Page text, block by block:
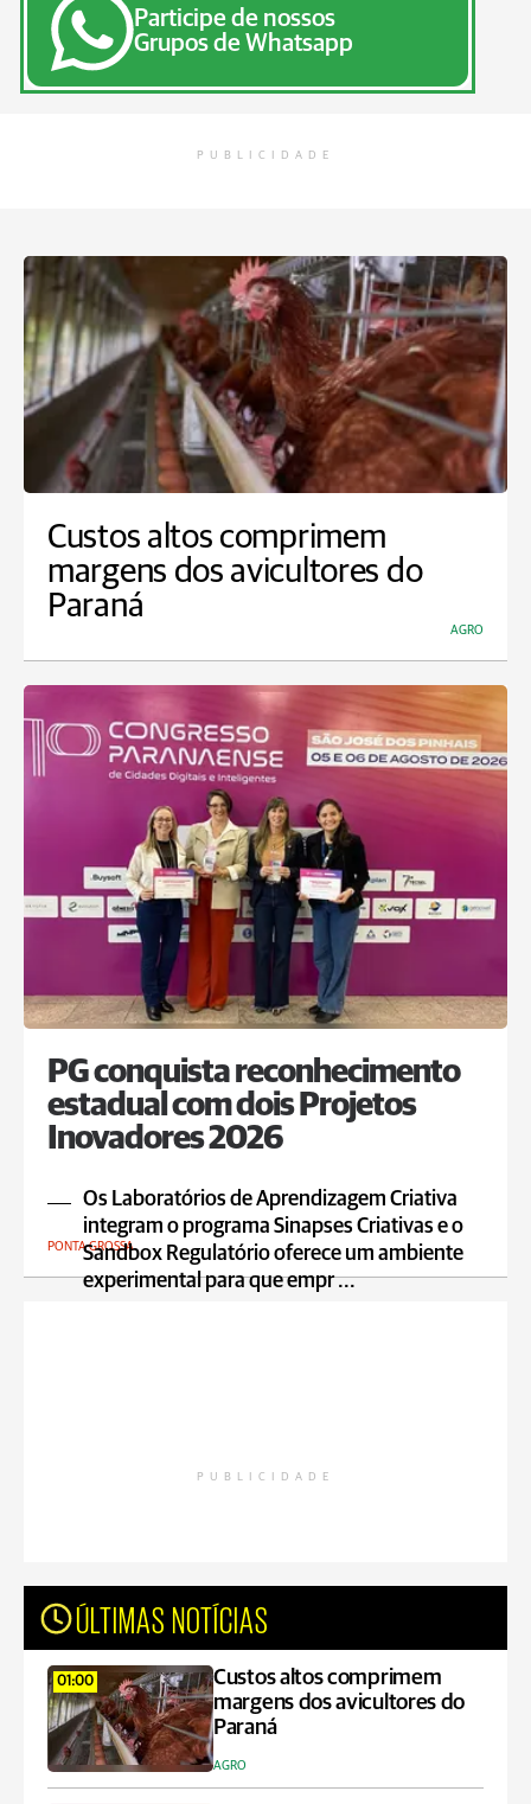
Participe de nossos
Grupos de Whatsapp
PUBLICIDADE
Custos altos comprimem
margens dos avicultores do
Paraná
AGRO
PG conquista reconhecimento
estadual com dois Projetos
Inovadores 2026
Os Laboratórios de Aprendizagem Criativa
integram o programa Sinapses Criativas e o
Sandbox Regulatório oferece um ambiente
experimental para que empr ...
PONTA GROSSA
PUBLICIDADE
ÚLTIMAS NOTÍCIAS
01:00
Custos altos comprimem
margens dos avicultores do
Paraná
AGRO